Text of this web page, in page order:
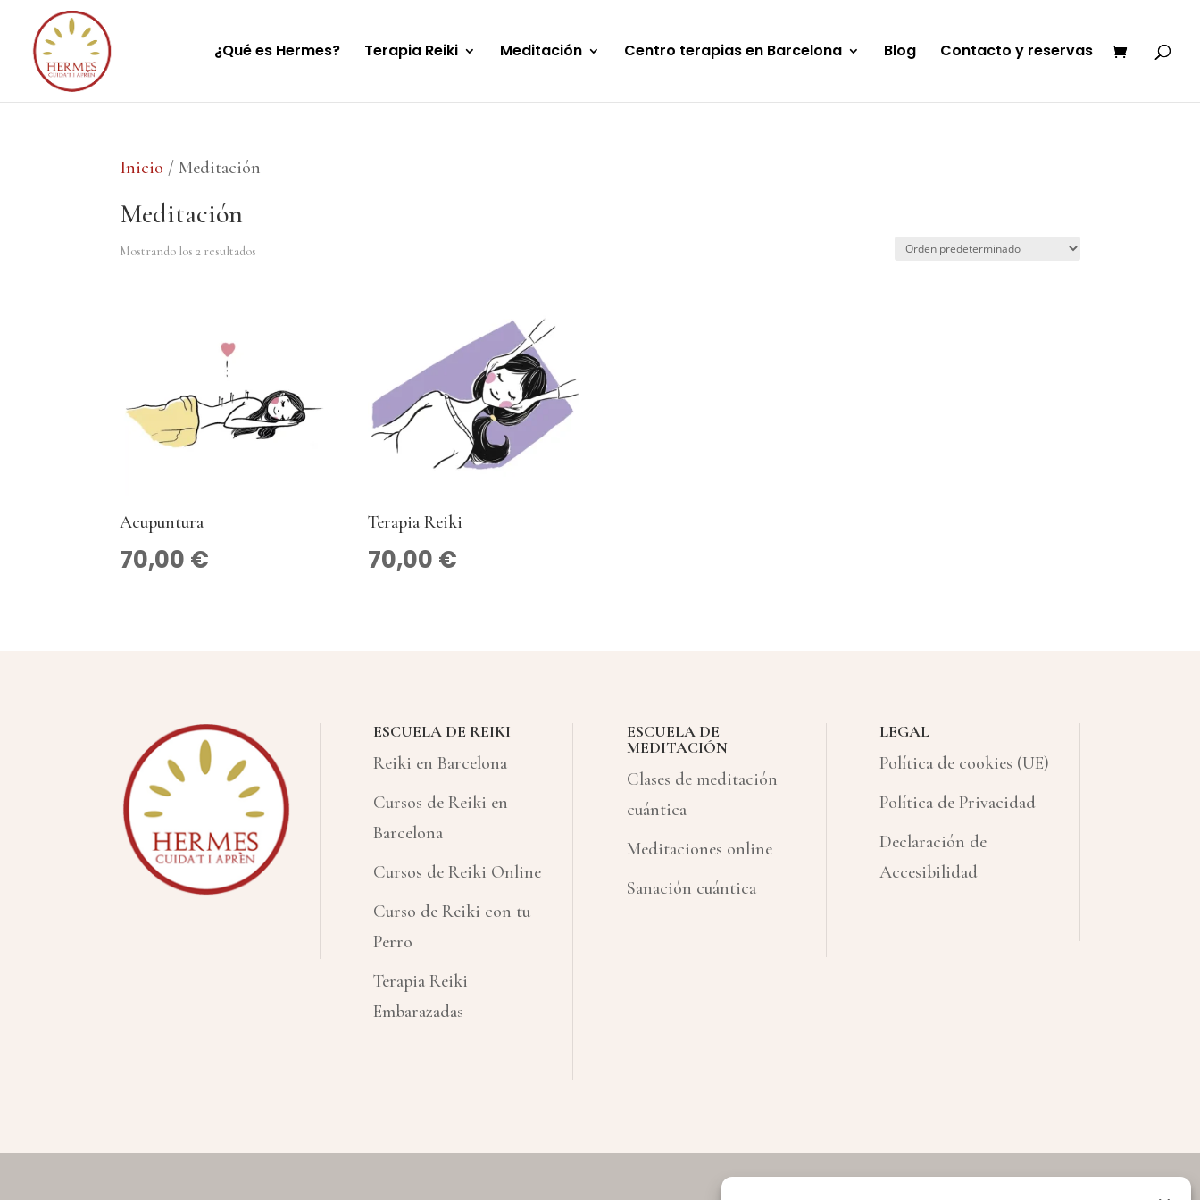
¿Qué es Hermes? Terapia Reiki Meditación Centro terapias en Barcelona Blog Contacto y reservas
Inicio / Meditación
Meditación
Mostrando los 2 resultados
Acupuntura
70,00 €
Terapia Reiki
70,00 €
ESCUELA DE REIKI
Reiki en Barcelona
Cursos de Reiki en
Barcelona
Cursos de Reiki Online
Curso de Reiki con tu
Perro
Terapia Reiki
Embarazadas
ESCUELA DE
MEDITACIÓN
Clases de meditación
cuántica
Meditaciones online
Sanación cuántica
LEGAL
Política de cookies (UE)
Política de Privacidad
Declaración de
Accesibilidad